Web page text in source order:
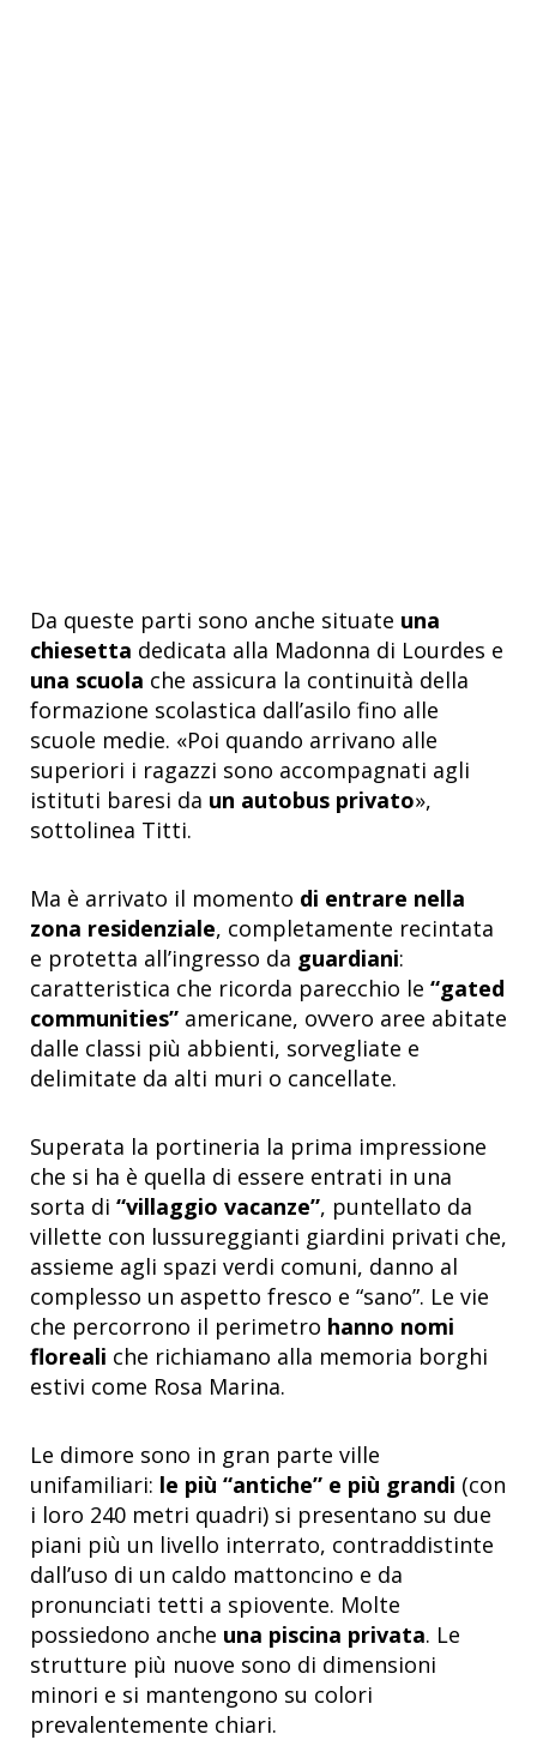
Da queste parti sono anche situate una
chiesetta dedicata alla Madonna di Lourdes e
una scuola che assicura la continuità della
formazione scolastica dall’asilo fino alle
scuole medie. «Poi quando arrivano alle
superiori i ragazzi sono accompagnati agli
istituti baresi da un autobus privato»,
sottolinea Titti.
Ma è arrivato il momento di entrare nella
zona residenziale, completamente recintata
e protetta all’ingresso da guardiani:
caratteristica che ricorda parecchio le “gated
communities” americane, ovvero aree abitate
dalle classi più abbienti, sorvegliate e
delimitate da alti muri o cancellate.
Superata la portineria la prima impressione
che si ha è quella di essere entrati in una
sorta di “villaggio vacanze”, puntellato da
villette con lussureggianti giardini privati che,
assieme agli spazi verdi comuni, danno al
complesso un aspetto fresco e “sano”. Le vie
che percorrono il perimetro hanno nomi
floreali che richiamano alla memoria borghi
estivi come Rosa Marina.
Le dimore sono in gran parte ville
unifamiliari: le più “antiche” e più grandi (con
i loro 240 metri quadri) si presentano su due
piani più un livello interrato, contraddistinte
dall’uso di un caldo mattoncino e da
pronunciati tetti a spiovente. Molte
possiedono anche una piscina privata. Le
strutture più nuove sono di dimensioni
minori e si mantengono su colori
prevalentemente chiari.